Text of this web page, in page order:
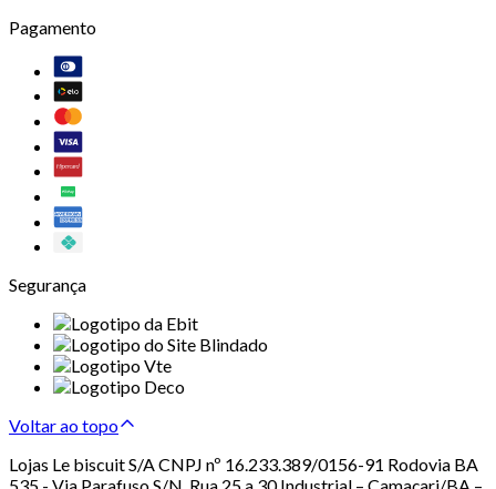
Pagamento
Segurança
Voltar ao topo
Lojas Le biscuit S/A CNPJ nº 16.233.389/0156-91 Rodovia BA